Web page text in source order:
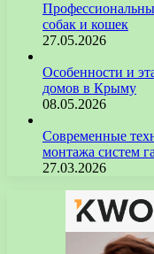
собак и кошек
27.05.2026
Особенности и
домов в Крыму
08.05.2026
Современные
монтажа систем
27.03.2026